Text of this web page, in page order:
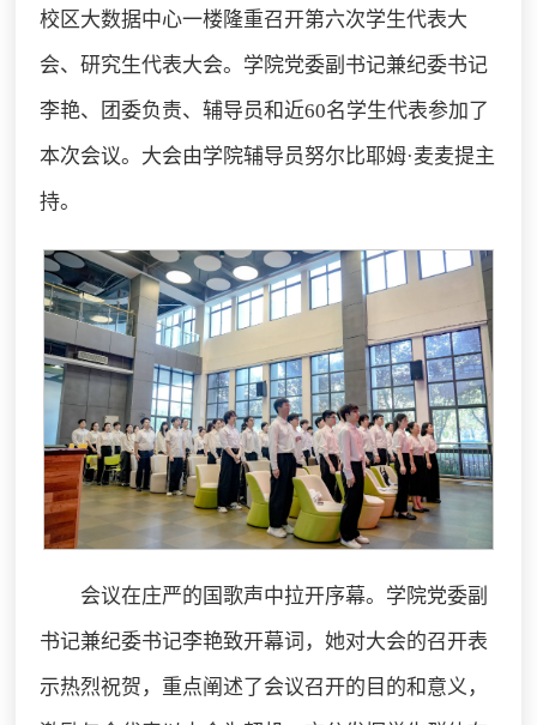
校区大数据中心一楼隆重召开第六次学生代表大
会、研究生代表大会。学院党委副书记兼纪委书记
李艳、团委负责、辅导员和近60名学生代表参加了
本次会议。大会由学院辅导员努尔比耶姆·麦麦提主
持。
会议在庄严的国歌声中拉开序幕。学院党委副
书记兼纪委书记李艳致开幕词，她对大会的召开表
示热烈祝贺，重点阐述了会议召开的目的和意义，